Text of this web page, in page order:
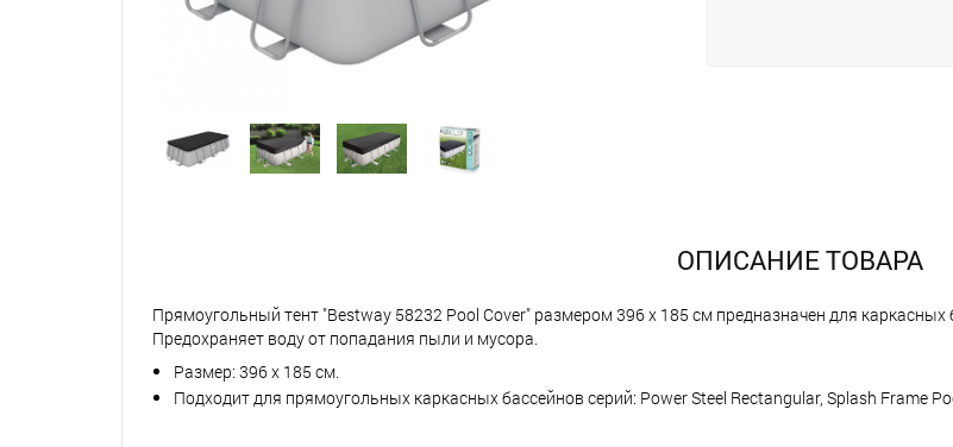
ОПИСАНИЕ ТОВАРА
Прямоугольный тент "Bestway 58232 Pool Cover" размером 396 х 185 см предназначен для
Предохраняет воду от попадания пыли и мусора.
Размер: 396 х 185 см.
Подходит для прямоугольных каркасных бассейнов серий: Power Steel Rectangular, Splash Frame